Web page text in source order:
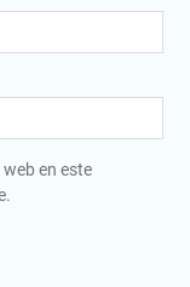
en este